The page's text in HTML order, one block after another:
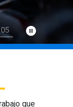
05 pause_circle_filled
que